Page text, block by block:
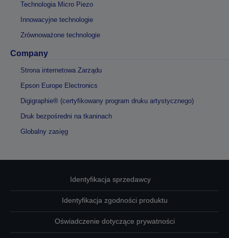
Technologia Micro Piezo
Innowacyjne technologie
Zrównoważone technologie
Company
Strona internetowa Zarządu
Epson Europe Electronics
Digigraphie® (certyfikowany program druku artystycznego)
Druk bezpośredni na tkaninach
Globalny zasięg
Identyfikacja sprzedawcy
Identyfikacja zgodności produktu
Oświadczenie dotyczące prywatności